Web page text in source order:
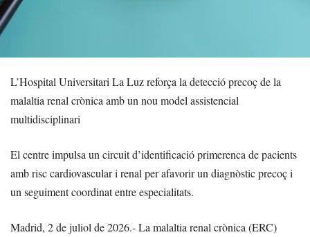
L’Hospital Universitari La Luz reforça la detecció precoç de la
malaltia renal crònica amb un nou model assistencial
multidisciplinari
El centre impulsa un circuit d’identificació primerenca de pacients
amb risc cardiovascular i renal per afavorir un diagnòstic precoç i
un seguiment coordinat entre especialitats.
Madrid, 2 de juliol de 2026.- La malaltia renal crònica (ERC)